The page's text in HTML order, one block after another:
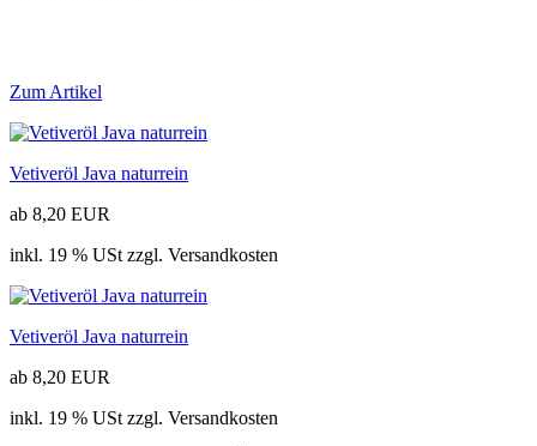
Zum Artikel
Vetiveröl Java naturrein
ab 8,20 EUR
inkl. 19 % USt zzgl. Versandkosten
Vetiveröl Java naturrein
ab 8,20 EUR
inkl. 19 % USt zzgl. Versandkosten